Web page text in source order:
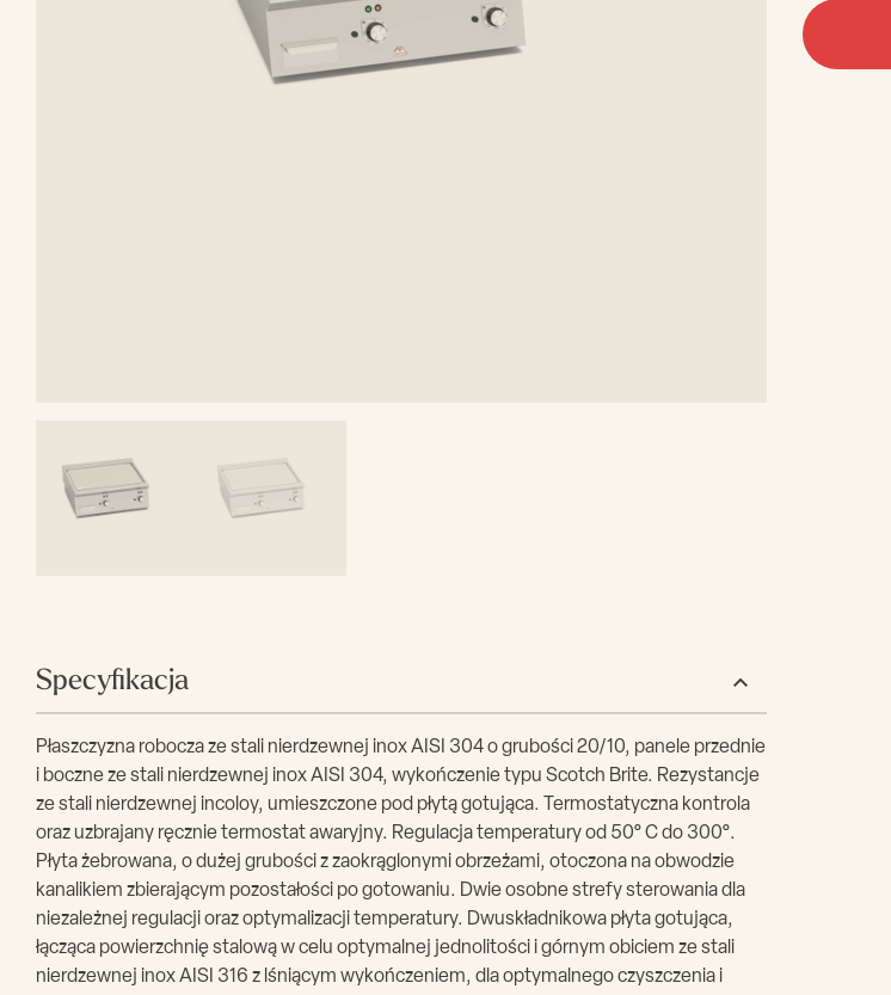
Specyfikacja
Płaszczyzna robocza ze stali nierdzewnej inox AISI 304 o grubości 20/10, panele przednie
i boczne ze stali nierdzewnej inox AISI 304, wykończenie typu Scotch Brite. Rezystancje
ze stali nierdzewnej incoloy, umieszczone pod płytą gotująca. Termostatyczna kontrola
oraz uzbrajany ręcznie termostat awaryjny. Regulacja temperatury od 50° C do 300°.
Płyta żebrowana, o dużej grubości z zaokrąglonymi obrzeżami, otoczona na obwodzie
kanalikiem zbierającym pozostałości po gotowaniu. Dwie osobne strefy sterowania dla
niezależnej regulacji oraz optymalizacji temperatury. Dwuskładnikowa płyta gotująca,
łącząca powierzchnię stalową w celu optymalnej jednolitości i górnym obiciem ze stali
nierdzewnej inox AISI 316 z lśniącym wykończeniem, dla optymalnego czyszczenia i